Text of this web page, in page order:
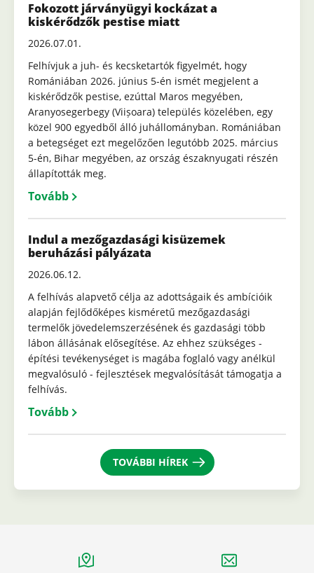
Fokozott járványügyi kockázat a
kiskérődzők pestise miatt
2026.07.01.
Felhívjuk a juh- és kecsketartók figyelmét, hogy
Romániában 2026. június 5-én ismét megjelent a
kiskérődzők pestise, ezúttal Maros megyében,
Aranyosegerbegy (Viișoara) település közelében, egy
közel 900 egyedből álló juhállományban. Romániában
a betegséget ezt megelőzően legutóbb 2025. március
5-én, Bihar megyében, az ország északnyugati részén
állapították meg.
Tovább
Indul a mezőgazdasági kisüzemek
beruházási pályázata
2026.06.12.
A felhívás alapvető célja az adottságaik és ambícióik
alapján fejlődőképes kisméretű mezőgazdasági
termelők jövedelemszerzésének és gazdasági több
lábon állásának elősegítése. Az ehhez szükséges -
építési tevékenységet is magába foglaló vagy anélkül
megvalósuló - fejlesztések megvalósítását támogatja a
felhívás.
Tovább
TOVÁBBI HÍREK